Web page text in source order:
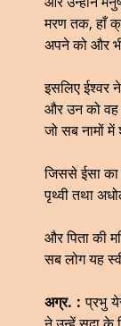
मरण तक, हाँ
अपने को और
इसलिए ईश्वर
और उन को वह
जो सब नामों में
जिससे ईसा
पृथ्वी तथा
और पिता की
सब लोग यह
अग्र. : प्रभु